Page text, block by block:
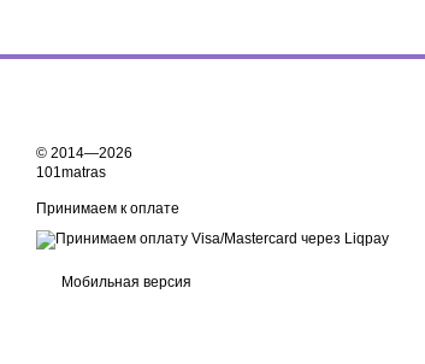
© 2014—2026
101matras
Принимаем к оплате
Мобильная версия